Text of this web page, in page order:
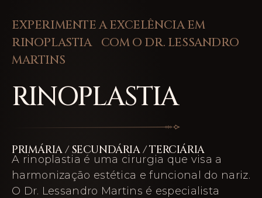
EXPERIMENTE A EXCELÊNCIA EM
RINOPLASTIA COM O DR. LESSANDRO
MARTINS
RINOPLASTIA
PRIMÁRIA / SECUNDÁRIA / TERCIÁRIA
A rinoplastia é uma cirurgia que visa a
harmonização estética e funcional do nariz.
O Dr. Lessandro Martins é especialista